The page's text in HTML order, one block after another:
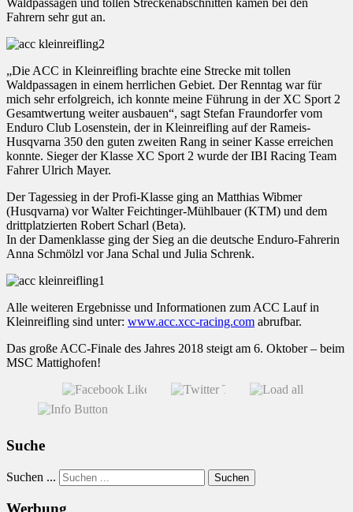
Waldpassagen und tollen Streckenabschnitten kamen bei den
Fahrern sehr gut an.
„Die ACC in Kleinreifling brachte eine Strecke mit tollen
Waldpassagen in einem herrlichen Gebiet. Der Renntag war für
mich sehr erfolgreich, ich konnte meine Führung in der XC Sport 2
Gesamtwertung weiter ausbauen“, sagt Stefan Fraundorfer vom
Enduro Club Losenstein, der in Kleinreifling auf der Rameis-
Husqvarna 350 den guten zweiten Rang in seiner Kasse erreichen
konnte. Sieger der Klasse XC Sport 2 wurde der IBI Racing Team
Fahrer Ulrich Mayer.
Der Tagessieg in der Profi-Klasse ging an Matthias Wibmer
(Husqvarna) vor Walter Feichtinger-Mühlbauer (KTM) und dem
drittplatzierten Robert Scharl (Beta).
In der Damenklasse ging der Sieg an die deutsche Enduro-Fahrerin
Anna Schmölzl vor Jana Schal und Julia Schrenk.
Alle weiteren Ergebnisse und Informationen zum ACC Lauf in
Kleinreifling sind unter: www.acc.xcc-racing.com abrufbar.
Das große ACC-Finale des Jahres 2018 steigt am 6. Oktober – beim
MSC Mattighofen!
Suche
Suchen ... Suchen